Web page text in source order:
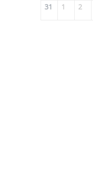
31 1 2